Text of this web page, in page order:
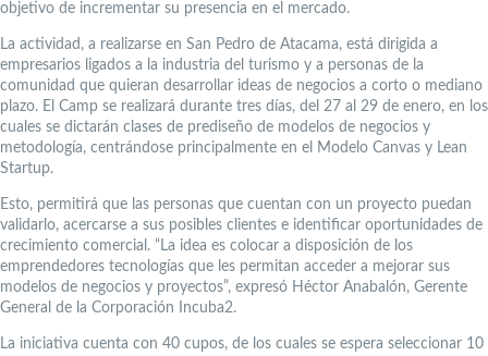
objetivo de incrementar su presencia en el mercado.
La actividad, a realizarse en San Pedro de Atacama, está dirigida a
empresarios ligados a la industria del turismo y a personas de la
comunidad que quieran desarrollar ideas de negocios a corto o mediano
plazo. El Camp se realizará durante tres días, del 27 al 29 de enero, en los
cuales se dictarán clases de prediseño de modelos de negocios y
metodología, centrándose principalmente en el Modelo Canvas y Lean
Startup.
Esto, permitirá que las personas que cuentan con un proyecto puedan
validarlo, acercarse a sus posibles clientes e identificar oportunidades de
crecimiento comercial. “La idea es colocar a disposición de los
emprendedores tecnologías que les permitan acceder a mejorar sus
modelos de negocios y proyectos”, expresó Héctor Anabalón, Gerente
General de la Corporación Incuba2.
La iniciativa cuenta con 40 cupos, de los cuales se espera seleccionar 10